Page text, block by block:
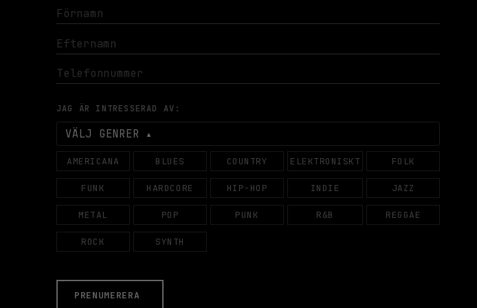
JAG ÄR INTRESSERAD AV:
VÄLJ GENRER
AMERICANA BLUES COUNTRY ELEKTRONISKT FOLK
FUNK HARDCORE HIP-HOP INDIE JAZZ
METAL POP PUNK R&B REGGAE
ROCK SYNTH
PRENUMERERA